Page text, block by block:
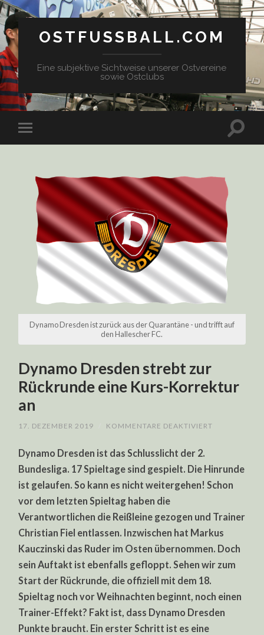
OSTFUSSBALL.COM
Eine subjektive Sichtweise unserer Ostvereine
sowie Ostclubs
Dynamo Dresden ist zurück aus der Quarantäne - und trifft auf
den Hallescher FC.
Dynamo Dresden strebt zur
Rückrunde eine Kurs-Korrektur
an
17. DEZEMBER 2019 KOMMENTARE DEAKTIVIERT
RÜCKRUNDE
KURS-
Dynamo Dresden ist das Schlusslicht der 2.
Bundesliga. 17 Spieltage sind gespielt. Die Hinrunde
ist gelaufen. So kann es nicht weitergehen! Schon
vor dem letzten Spieltag haben die
Verantwortlichen die Reißleine gezogen und Trainer
Christian Fiel entlassen. Inzwischen hat Markus
Kauczinski das Ruder im Osten übernommen. Doch
sein Auftakt ist ebenfalls gefloppt. Sehen wir zum
Start der Rückrunde, die offiziell mit dem 18.
Spieltag noch vor Weihnachten beginnt, noch einen
Trainer-Effekt? Fakt ist, dass Dynamo Dresden
Punkte braucht. Ein erster Schritt ist es eine